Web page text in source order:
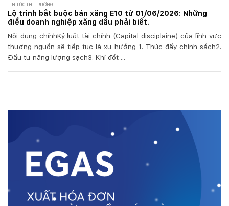
TIN TỨC THỊ TRƯỜNG
Lộ trình bắt buộc bán xăng E10 từ 01/06/2026: Những
điều doanh nghiệp xăng dầu phải biết.
Nội dung chínhKỷ luật tài chính (Capital disciplaine) của lĩnh vực
thượng nguồn sẽ tiếp tục là xu hướng 1. Thúc đẩy chính sách2.
Đầu tư năng lượng sạch3. Khí đốt ...